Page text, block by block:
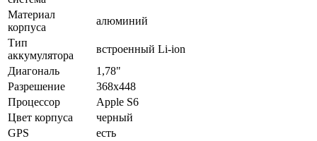
Материал
корпуса
алюминий
Тип
аккумулятора
встроенный Li-ion
Диагональ
1,78"
Разрешение
368x448
Процессор
Apple S6
Цвет корпуса
черный
GPS
есть